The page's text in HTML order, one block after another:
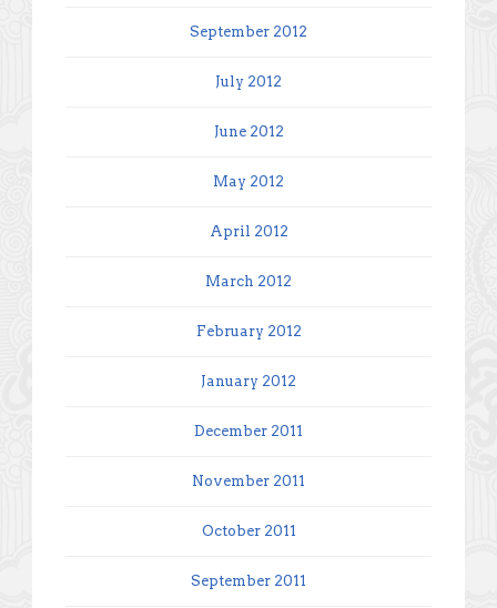
September 2012
July 2012
June 2012
May 2012
April 2012
March 2012
February 2012
January 2012
December 2011
November 2011
October 2011
September 2011